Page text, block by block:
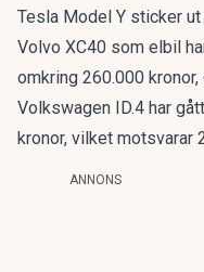
Tesla Model Y sticker
Volvo XC40 som elbil
omkring 260.000
Volkswagen ID.4 har
kronor, vilket motsvarar
ANNONS